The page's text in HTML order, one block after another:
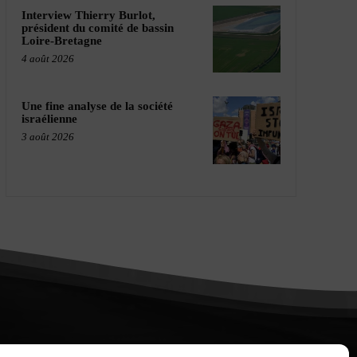
Interview Thierry Burlot,
président du comité de bassin
Loire-Bretagne
4 août 2026
Une fine analyse de la société
israélienne
3 août 2026